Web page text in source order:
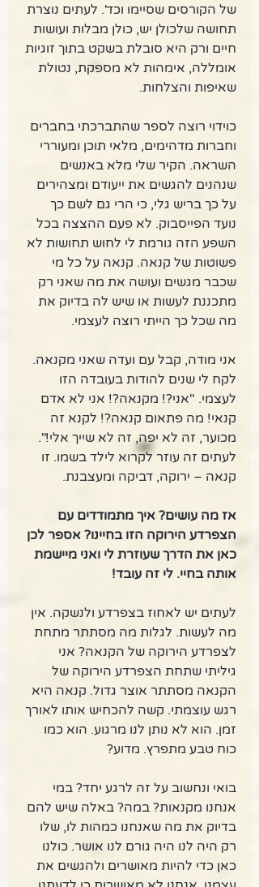
של הקורסים שסיימו וכד'. לעתים נוצרת
תחושה שלכולן יש, כולן מבלות ועושות
חיים ורק היא סובלת בשקט בתוך זוגיות
אומללה, אימהות לא מספקת, נטולת
שאיפות והצלחות.
כוידוי רוצה לספר שהתברכתי בחברים
וחברות מדהימים, מלאי תוכן ומעוררי
השראה. הקיר שלי מלא באנשים
שנהנים להגשים את ייעודם ומצהירים
על כך בריש גלי, כי הרי גם לשם כך
נועד הפייסבוק. לא פעם ההצצה בכל
השפע הזה גורמת לי לחוש תחושות לא
פשוטות של קנאה. קנאה על כל מי
שכבר מגשים ועושה את מה שאני רק
מתכננת לעשות או שיש לה בדיוק את
מה שכל כך הייתי רוצה לעצמי.
אני מודה, קבל עם ועדה שאני מקנאה.
לקח לי שנים להודות בעובדה הזו
לעצמי. "אני?! מקנאה?! אני לא אדם
קנאי! מה פתאום קנאה?! לקנא זה
מכוער, זה לא יפה, זה לא שייך אלי!".
לעתים זה עוזר לקרוא לילד בשמו. זו
קנאה – ירוקה, דביקה ומעצבנת.
אז מה עושים? איך מתמודדים עם
הצפרדע הירוקה הזו בחיינו? אספר לכן
כאן את הדרך שעוזרת לי ואני מיישמת
אותה בחיי. לי זה עובד!
לעתים יש לאחוז בצפרדע ולנשקה. אין
מה לעשות. לגלות מה מסתתר מתחת
לצפרדע הירוקה של הקנאה? אני
גיליתי שתחת הצפרדע הירוקה של
הקנאה מסתתר אוצר גדול. קנאה היא
רגש עוצמתי. קשה להכחיש אותו לאורך
זמן. הוא לא נותן לנו מרגוע. הוא כמו
כוח טבע מתפרץ. מדוע?
בואי ונחשוב על זה לרגע יחד? במי
אנחנו מקנאות? במה? באלה שיש להם
בדיוק את מה שאנחנו כמהות לו, שלו
רק היה לנו היה גורם לנו אושר. כולנו
כאן כדי להיות מאושרים ולהגשים את